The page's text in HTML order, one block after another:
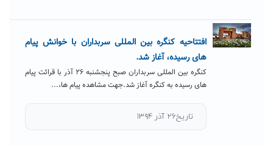
افتتاحیه کنگره بین المللی سربداران با خوانش پیام
های رسیده، آغاز شد.
کنگره بین المللی سربداران صبح پنجشنبه ۲۶ آذر با قرائت پیام
های رسیده به کنگره آغاز شد.جهت مشاهده پیام ها،...
تاریخ۲۶ آذر ۱۳۹۴